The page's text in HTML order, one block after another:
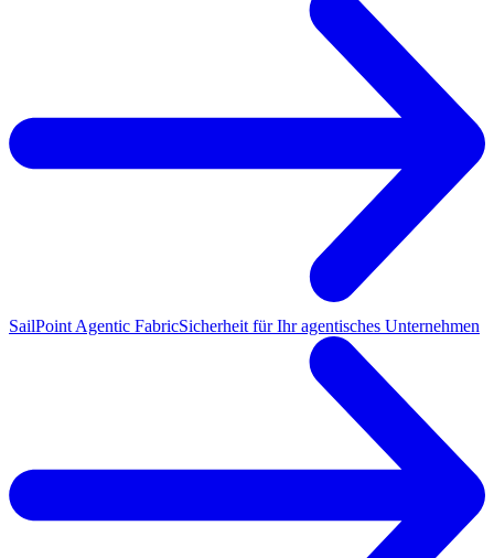
SailPoint Agentic FabricSicherheit für Ihr agentisches Unternehmen